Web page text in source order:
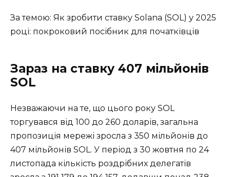
За темою: Як зробити ставку Solana (SOL) у 2025
році: покроковий посібник для початківців
Зараз на ставку 407 мільйонів
SOL
Незважаючи на те, що цього року SOL
торгувався від 100 до 260 доларів, загальна
пропозиція мережі зросла з 350 мільйонів до
407 мільйонів SOL. У період з 30 жовтня по 24
листопада кількість роздрібних делегатів